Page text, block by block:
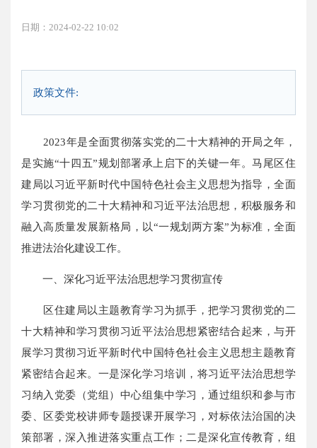
日期：2024-02-22 10:02
政策文件:
2023年是全面贯彻落实党的二十大精神的开局之年，
是实施“十四五”规划部署承上启下的关键一年。马尾区住
建局以习近平新时代中国特色社会主义思想为指导，全面
学习贯彻党的二十大精神和习近平法治思想，积极服务和
融入高质量发展新格局，以“一规划两方案”为标准，全面
推进法治化建设工作。
一、深化习近平法治思想学习贯彻宣传
区住建局以主题教育学习为抓手，把学习贯彻党的二
十大精神和学习贯彻习近平法治思想紧密结合起来，与开
展学习贯彻习近平新时代中国特色社会主义思想主题教育
紧密结合起来。一是深化学习培训，将习近平法治思想学
习纳入党委（党组）中心组集中学习，通过组织和参与市
委、区委党校讲师专题授课开展学习，对标依法治国的决
策部署，深入推进落实重点工作；二是深化宣传教育，组